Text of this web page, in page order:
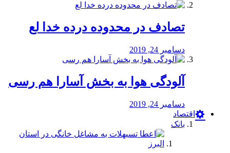
تصادف در محدوده درده خدا لع
دسامبر 24, 2019
آلودگی هوا به بخش آسارا هم رسی
دسامبر 24, 2019
اقتصاد
بانک